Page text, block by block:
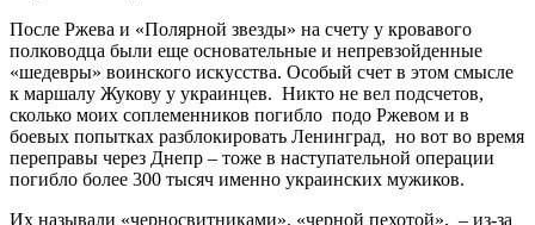
После Ржева и «Полярной звезды» на счету у кровавого
полководца были еще основательные и непревзойденные
«шедевры» воинского искусства. Особый счет в этом смысле
к маршалу Жукову у украинцев. Никто не вел подсчетов,
сколько моих соплеменников погибло подо Ржевом и в
боевых попытках разблокировать Ленинград, но вот во время
переправы через Днепр – тоже в наступательной операции
погибло более 300 тысяч именно украинских мужиков.
Их называли «черносвитниками», «черной пехотой», – из-за